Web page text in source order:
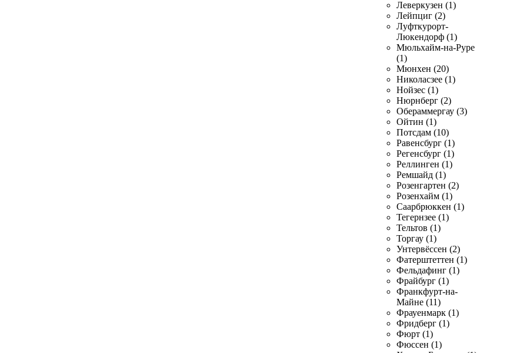
Леверкузен (1)
Лейпциг (2)
Луфткурорт-
Люкендорф (1)
Мюльхайм-на-Руре
(1)
Мюнхен (20)
Николасзее (1)
Нойзес (1)
Нюрнберг (2)
Обераммергау (3)
Ойтин (1)
Потсдам (10)
Равенсбург (1)
Регенсбург (1)
Реллинген (1)
Ремшайд (1)
Розенгартен (2)
Розенхайм (1)
Саарбрюккен (1)
Тегернзее (1)
Тельтов (1)
Торгау (1)
Унтервёссен (2)
Фатерштеттен (1)
Фельдафинг (1)
Фрайбург (1)
Франкфурт-на-
Майне (11)
Фрауенмарк (1)
Фридберг (1)
Фюрт (1)
Фюссен (1)